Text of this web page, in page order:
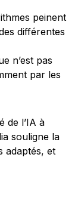
peinent
différentes
n’est pas
par les
de l’IA à
souligne la
adaptés, et